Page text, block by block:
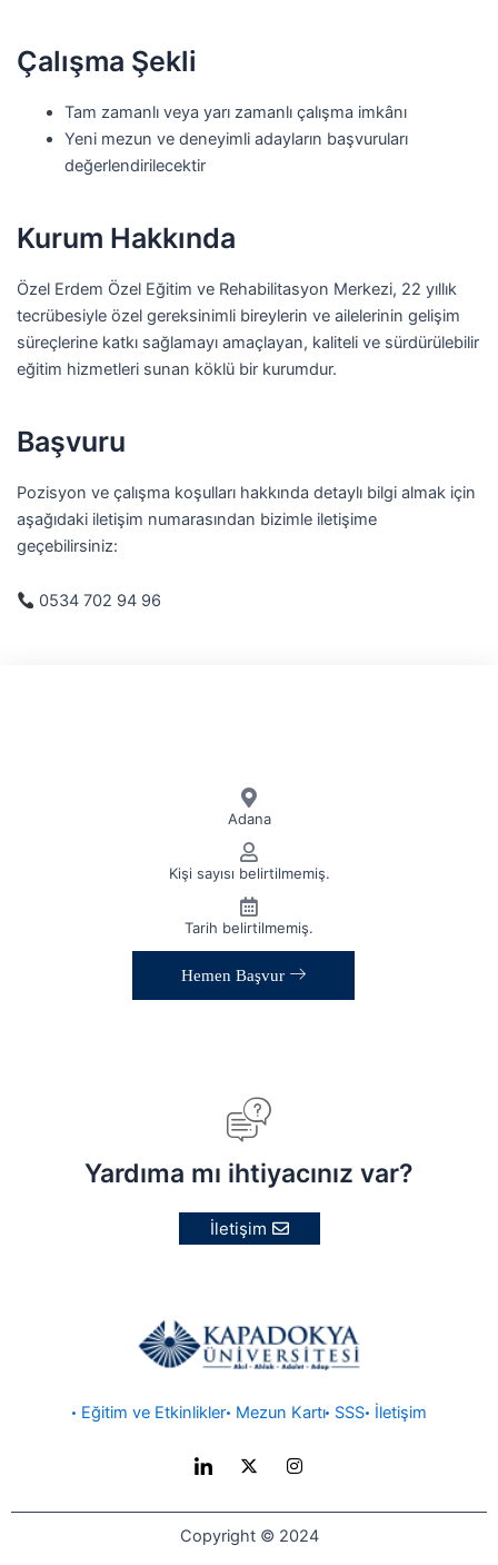
Çalışma Şekli
Tam zamanlı veya yarı zamanlı çalışma imkânı
Yeni mezun ve deneyimli adayların başvuruları
değerlendirilecektir
Kurum Hakkında
Özel Erdem Özel Eğitim ve Rehabilitasyon Merkezi, 22 yıllık
tecrübesiyle özel gereksinimli bireylerin ve ailelerinin gelişim
süreçlerine katkı sağlamayı amaçlayan, kaliteli ve sürdürülebilir
eğitim hizmetleri sunan köklü bir kurumdur.
Başvuru
Pozisyon ve çalışma koşulları hakkında detaylı bilgi almak için
aşağıdaki iletişim numarasından bizimle iletişime
geçebilirsiniz:
0534 702 94 96
Adana
Kişi sayısı belirtilmemiş.
Tarih belirtilmemiş.
Hemen Başvur
Yardıma mı ihtiyacınız var?
İletişim
Eğitim ve Etkinlikler Mezun Kartı SSS İletişim
c
n
-
l
X
-
w
i
t
I
n
t
a
g
Copyright © 2024